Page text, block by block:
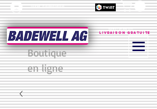
Jetzt Anmelden
Boutique
en ligne
à partir de 200 CHF
Livraison gratuite